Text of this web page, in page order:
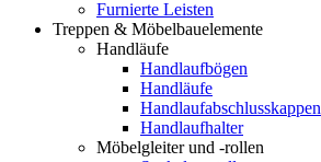
Furnierte Leisten
Treppen & Möbelbauelemente
Handläufe
Handlaufbögen
Handläufe
Handlaufabschlusskappen
Handlaufhalter
Möbelgleiter und -rollen